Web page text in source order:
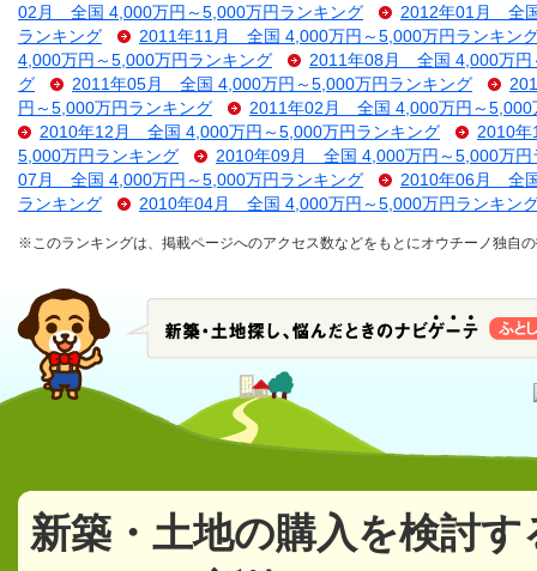
02月 全国 4,000万円～5,000万円ランキング
2012年01月 全
ランキング
2011年11月 全国 4,000万円～5,000万円ランキン
4,000万円～5,000万円ランキング
2011年08月 全国 4,000万円
グ
2011年05月 全国 4,000万円～5,000万円ランキング
円～5,000万円ランキング
2011年02月 全国 4,000万円～5,000
2010年12月 全国 4,000万円～5,000万円ランキング
2010
5,000万円ランキング
2010年09月 全国 4,000万円～5,000万円
07月 全国 4,000万円～5,000万円ランキング
2010年06月 全
ランキング
2010年04月 全国 4,000万円～5,000万円ランキン
※このランキングは、掲載ページへのアクセス数などをもとにオウチーノ独自
新築・土地の購入を検討